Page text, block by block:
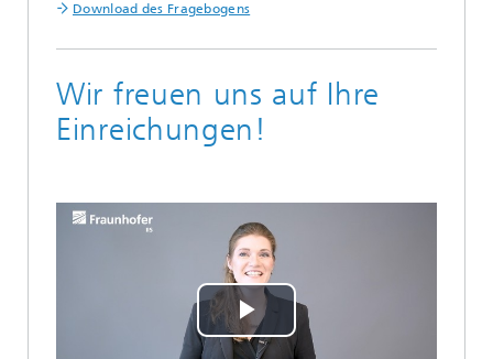
Download des Fragebogens
Wir freuen uns auf Ihre
Einreichungen!
Play